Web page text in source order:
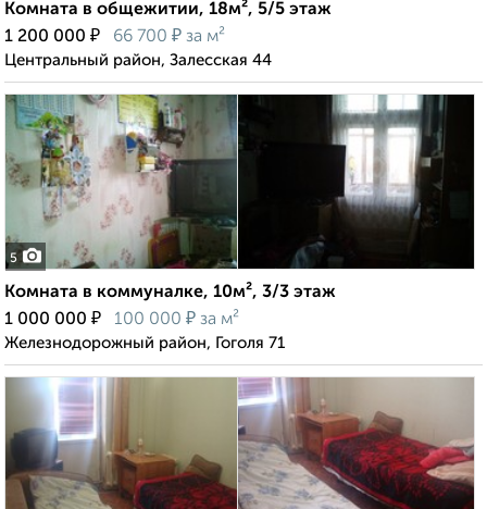
Комната в общежитии, 18м², 5/5 этаж
1 200 000 ₽ 66 700 ₽ за м²
Центральный район, Залесская 44
5
Комната в коммуналке, 10м², 3/3 этаж
1 000 000 ₽ 100 000 ₽ за м²
Железнодорожный район, Гоголя 71